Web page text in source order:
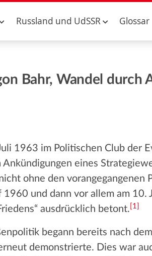
Russland und UdSSR Glossar
Bahr, Wandel durch
1963 im Politischen Club der
eines
ohne den vorangegangenen
und dann vor allem am
ausdrücklich betont. [1 ]
begann bereits nach dem
demonstrierte. Dies war